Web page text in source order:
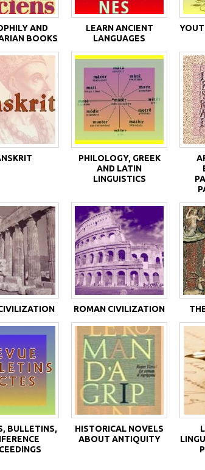
AND
BOOKS
LEARN ANCIENT
LANGUAGES
PHILOLOGY, GREEK
AND LATIN
LINGUISTICS
ROMAN CIVILIZATION
BULLETINS,
HISTORICAL NOVELS
ABOUT ANTIQUITY